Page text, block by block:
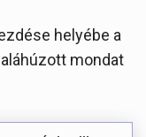
helyébe a
mondat